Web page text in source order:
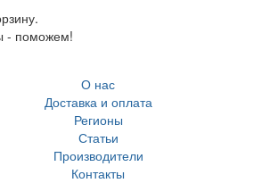
- поможем!
О нас
Доставка и оплата
Регионы
Статьи
Производители
Контакты